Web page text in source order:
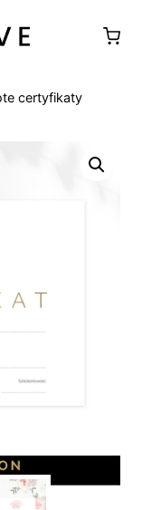
certyfikaty